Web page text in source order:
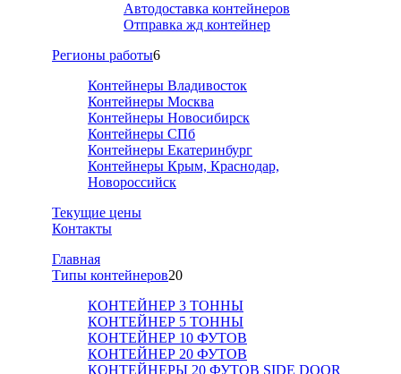
Автодоставка контейнеров
Отправка жд контейнер
Регионы работы6
Контейнеры Владивосток
Контейнеры Москва
Контейнеры Новосибирск
Контейнеры СПб
Контейнеры Екатеринбург
Контейнеры Крым, Краснодар,
Новороссийск
Текущие цены
Контакты
Главная
Tипы контейнеров20
КОНТЕЙНЕР 3 ТОННЫ
КОНТЕЙНЕР 5 ТОННЫ
КОНТЕЙНЕР 10 ФУТОВ
КОНТЕЙНЕР 20 ФУТОВ
КОНТЕЙНЕРЫ 20 ФУТОВ SIDE DOOR